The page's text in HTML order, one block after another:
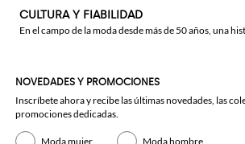
CULTURA Y FIABILIDAD
En el campo de la moda desde más de 50 años, una
NOVEDADES Y PROMOCIONES
Inscríbete ahora y recibe las últimas novedades, las
promociones dedicadas.
Moda mujer Moda hombre